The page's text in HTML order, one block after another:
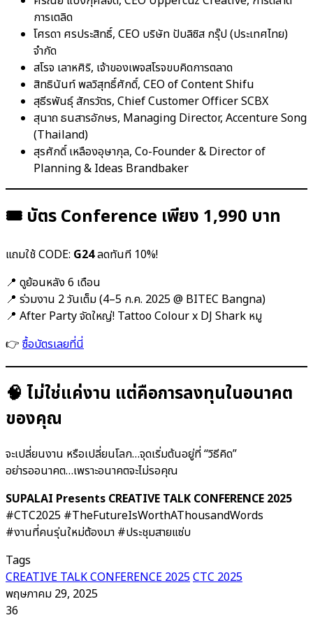
การเตลิด
โศรดา ศรประสิทธิ์, CEO บริษัท ปับลิซิส กรุ๊ป (ประเทศไทย)
จำกัด
สโรจ เลาหศิริ, เจ้าของเพจสโรจขบคิดการตลาด
สิทธินันท์ พลวิสุทธิ์ศักดิ์, CEO of Content Shifu
สุธีรพันธุ์ สักรวัตร, Chief Customer Officer SCBX
สุนาถ ธนสารอักษร, Managing Director, Accenture Song
(Thailand)
สุรศักดิ์ เหลืองอุษากุล, Co-Founder & Director of
Planning & Ideas Brandbaker
🎟 บัตร Conference เพียง 1,990 บาท
แถมใช้ CODE: G24ลดทันที 10%!
📍 ดูย้อนหลัง 6 เดือน
📍 ร่วมงาน 2 วันเต็ม (4–5 ก.ค. 2025 @ BITEC Bangna)
📍 After Party จัดใหญ่! Tattoo Colour x DJ Shark หมู
👉 ซื้อบัตรเลยที่นี่
🧠 ไม่ใช่แค่งาน แต่คือการลงทุนในอนาคต
ของคุณ
จะเปลี่ยนงาน หรือเปลี่ยนโลก…จุดเริ่มต้นอยู่ที่ “วิธีคิด”
อย่ารออนาคต…เพราะอนาคตจะไม่รอคุณ
SUPALAI Presents CREATIVE TALK CONFERENCE 2025
#CTC2025 #TheFutureIsWorthAThousandWords
#งานที่คนรุ่นใหม่ต้องมา #ประชุมสายแซ่บ
Tags
CREATIVE TALK CONFERENCE 2025CTC 2025
พฤษภาคม 29, 2025
36